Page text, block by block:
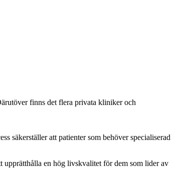
finns det flera privata kliniker och
säkerställer att patienter som behöver specialiserad
upprätthålla en hög livskvalitet för dem som lider av